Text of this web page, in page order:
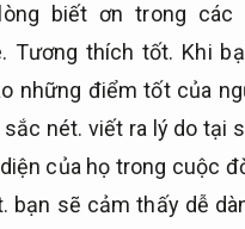
biết ơn trong các
Tương thích tốt. Khi
những điểm tốt của
sắc nét. viết ra lý do tại
của họ trong cuộc
bạn sẽ cảm thấy dễ